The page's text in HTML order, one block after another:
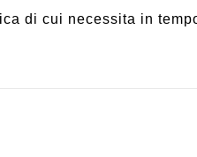
di cui necessita in